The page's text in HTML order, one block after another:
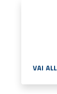
VAI